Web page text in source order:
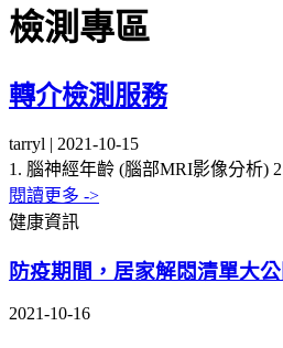
檢測專區
轉介檢測服務
tarryl | 2021-10-15
1. 腦神經年齡 (腦部MRI影像分析)
閱讀更多 ->
健康資訊
防疫期間，居家解悶清單大公
2021-10-16